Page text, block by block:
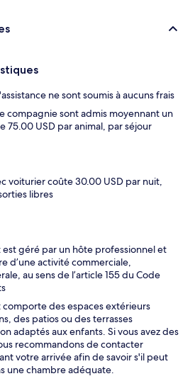
ne sont soumis à aucuns frais
compagnie sont admis moyennant un
75.00 USD par animal, par séjour
voiturier coûte 30.00 USD par nuit,
libres
géré par un hôte professionnel et
d’une activité commerciale,
au sens de l’article 155 du Code
des espaces extérieurs
des patios ou des terrasses
adaptés aux enfants. Si vous avez des
recommandons de contacter
votre arrivée afin de savoir s'il peut
une chambre adéquate.